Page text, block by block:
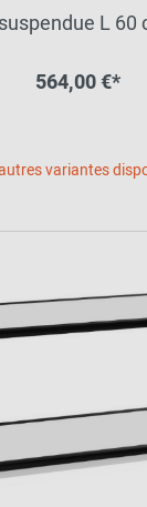
L 60
564,00 €*
variantes